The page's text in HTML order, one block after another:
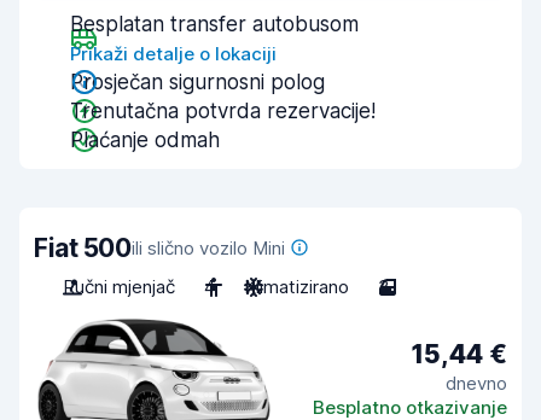
Besplatan transfer autobusom
Prikaži detalje o lokaciji
Prosječan sigurnosni polog
Trenutačna potvrda rezervacije!
Plaćanje odmah
Fiat 500ili slično vozilo Mini
Ručni mjenjač
4 Klimatizirano 3
15,44 €
dnevno
Besplatno otkazivanje